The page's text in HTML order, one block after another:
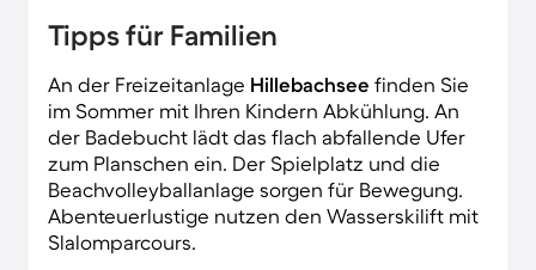
Tipps für Familien
An der Freizeitanlage Hillebachsee finden Sie
im Sommer mit Ihren Kindern Abkühlung. An
der Badebucht lädt das flach abfallende Ufer
zum Planschen ein. Der Spielplatz und die
Beachvolleyballanlage sorgen für Bewegung.
Abenteuerlustige nutzen den Wasserskilift mit
Slalomparcours.